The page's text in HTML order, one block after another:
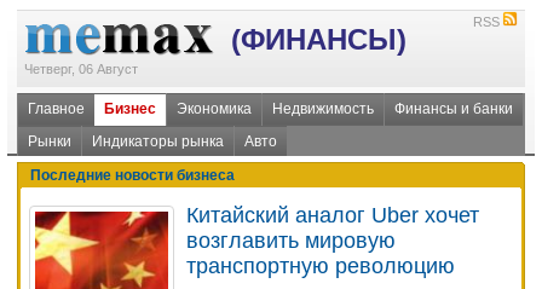
(ФИНАНСЫ)
Четверг, 06 Август
RSS
Главное Бизнес Экономика Недвижимость
Финансы и банки
Рынки
Индикаторы рынка
Авто
Последние новости бизнеса
Китайский аналог Uber хочет
возглавить мировую
транспортную революцию